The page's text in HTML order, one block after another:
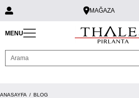
MAĞAZA
MENU
ANASAYFA BLOG